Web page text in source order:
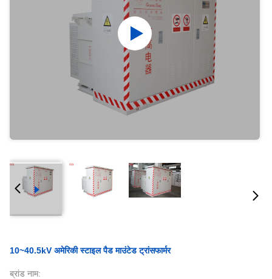
10~40.5kV अमेरिकी स्टाइल पैड माउंटेड ट्रांसफार्मर
ब्रांड नाम: